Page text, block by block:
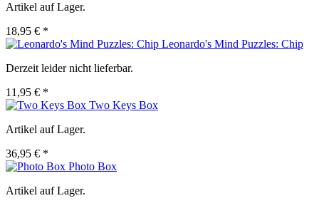
Artikel auf Lager.
18,95 € *
Leonardo's Mind Puzzles: Chip
Derzeit leider nicht lieferbar.
11,95 € *
Two Keys Box
Artikel auf Lager.
36,95 € *
Photo Box
Artikel auf Lager.